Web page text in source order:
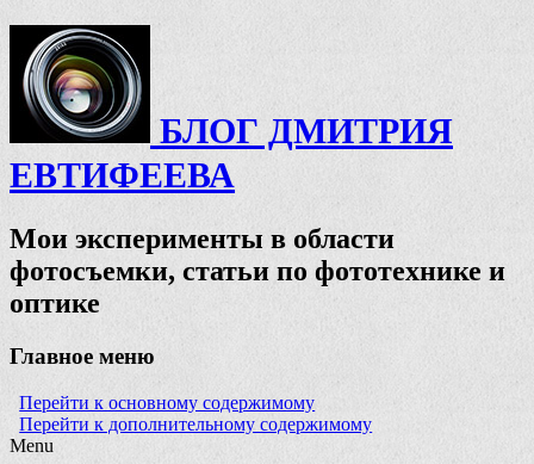
БЛОГ ДМИТРИЯ
ЕВТИФЕЕВА
Мои эксперименты в области
фотосъемки, статьи по фототехнике и
оптике
Главное меню
Перейти к основному содержимому
Перейти к дополнительному содержимому
Menu